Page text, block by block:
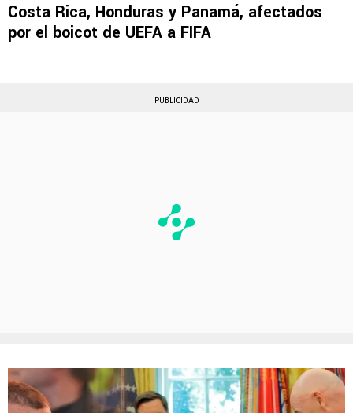
Costa Rica, Honduras y Panamá, afectados
por el boicot de UEFA a FIFA
PUBLICIDAD